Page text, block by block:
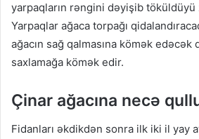
yarpaqların rəngini dəyişib töküldüyü
Yarpaqlar ağaca torpağı
ağacın sağ qalmasına kömək
saxlamağa kömək edir.
Çinar ağacına necə
Fidanları əkdikdən sonra ilk iki il yay